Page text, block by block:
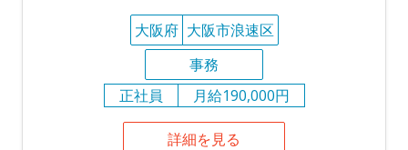
大阪府 大阪市浪速区
事務
正社員
月給190,000円
詳細を見る